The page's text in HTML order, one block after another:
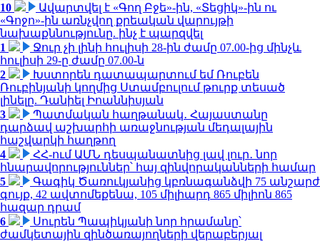
10
Ավարտվել է «Գող Բջե»-ին, «Տեցիկ»-ին ու
«Գոջո»-ին առնչվող քրեական վարույթի
նախաքննությունը. ինչ է պարզվել
1
Ջուր չի լինի հուլիսի 28-ին ժամը 07.00-ից մինչև
հուլիսի 29-ը ժամը 07.00-ն
2
Խստորեն դատապարտում եմ Ռուբեն
Ռուբինյանի կողմից Ստամբուլում թուրք տեսած
լինելը. Դանիել Իոաննիսյան
3
Պատմական հաղթանակ․ Հայաստանը
դարձավ աշխարհի առաջնության մեդալային
հաշվարկի հաղթող
4
ՀՀ-ում ԱՄՆ դեսպանատնից լավ լուր․ նոր
հնարավորություններ՝ հայ զինվորականների համար
5
Գագիկ Ծառուկյանից կբռնագանձվի 75 անշարժ
գույք, 42 ավտոմեքենա, 105 միլիարդ 865 միլիոն 865
հազար դրամ
6
Սուրեն Պապիկյանի նոր հրամանը՝
ժամկետային զինծառայողների վերաբերյալ